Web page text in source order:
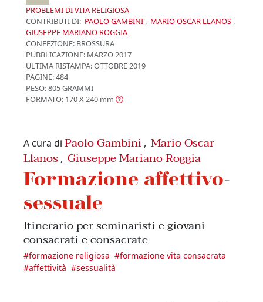
PROBLEMI DI VITA RELIGIOSA
CONTRIBUTI DI: PAOLO GAMBINI , MARIO OSCAR LLANOS ,
GIUSEPPE MARIANO ROGGIA
CONFEZIONE: BROSSURA
PUBBLICAZIONE: MARZO 2017
ULTIMA RISTAMPA:OTTOBRE 2019
PAGINE: 484
PESO: 805 GRAMMI
FORMATO: 170 X 240 mm
A cura di Paolo Gambini , Mario Oscar
Llanos , Giuseppe Mariano Roggia
Formazione affettivo-
sessuale
Itinerario per seminaristi e giovani
consacrati e consacrate
#formazione religiosa #formazione vita consacrata
#affettività #sessualità